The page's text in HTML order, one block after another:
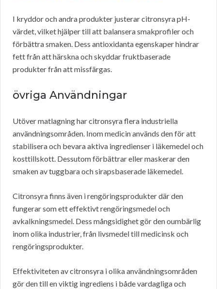
I kryddor och andra produkter justerar citronsyra pH-
värdet, vilket hjälper till att balansera smakprofiler och
förbättra smaken. Dess antioxidanta egenskaper hindrar
fett från att härskna och skyddar fruktbaserade
produkter från att missfärgas.
övriga Användningar
Utöver matlagning har citronsyra flera industriella
användningsområden. Inom medicin används den för att
stabilisera och bevara aktiva ingredienser i läkemedel och
kosttillskott. Dessutom förbättrar eller maskerar den
smaken av tuggbara och sirapsbaserade läkemedel.
Citronsyra finns även i rengöringsprodukter där den
fungerar som ett effektivt rengöringsmedel och
avkalkningsmedel. Dess mångsidighet gör den oumbärlig
inom olika industrier, från livsmedel till medicinsk och
rengöringsprodukter.
Effektiviteten av citronsyra i olika användningsområden
gör den till en viktig ingrediens i både vardagliga och